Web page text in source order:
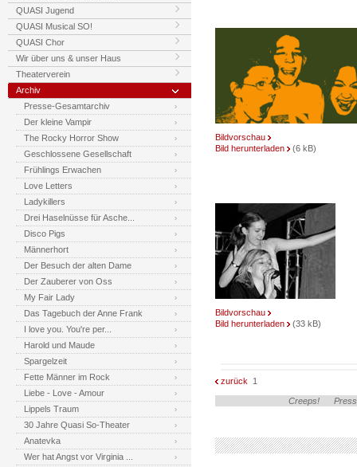
QUASI Jugend
QUASI Musical SO!
QUASI Chor
Wir über uns & unser Haus
Theaterverein
Archiv
Presse-Gesamtarchiv
Der kleine Vampir
The Rocky Horror Show
Geschlossene Gesellschaft
Frühlings Erwachen
Love Letters
Ladykillers
Drei Haselnüsse für Asche...
Disco Pigs
Männerhort
Der Besuch der alten Dame
Der Zauberer von Oss
My Fair Lady
Das Tagebuch der Anne Frank
I love you. You're per...
Harold und Maude
Spargelzeit
Fette Männer im Rock
Liebe - Love - Amour
Lippels Traum
30 Jahre Quasi So-Theater
Anatevka
Wer hat Angst vor Virginia ...
Bildvorschau
Bild herunterladen
(6 kB)
Bildvorschau
Bild herunterladen
(33 kB)
zurück 1
Creeps!